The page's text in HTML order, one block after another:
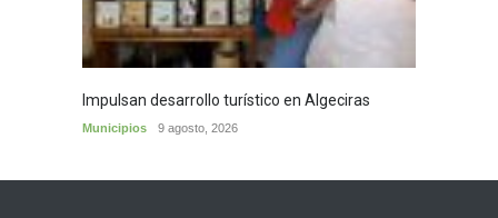
Impulsan desarrollo turístico en Algeciras
Municipios 9 agosto, 2026